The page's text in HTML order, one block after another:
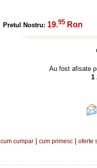
Pretul Nostru: 19.95 Ron
Au fost afisate
1
cum cumpar cum primesc oferte